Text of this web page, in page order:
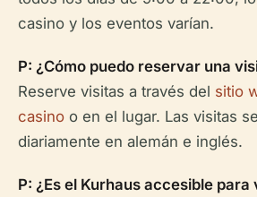
casino y los eventos varían.
P: ¿Cómo puedo reservar una
Reserve visitas a través del sitio
casino o en el lugar. Las visitas
diariamente en alemán e inglés.
P: ¿Es el Kurhaus accesible